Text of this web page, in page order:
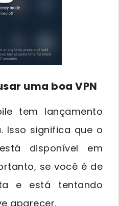
uma boa VPN
tem lançamento
Isso significa que o
disponível em
se você é de
e está tentando
aparecer.